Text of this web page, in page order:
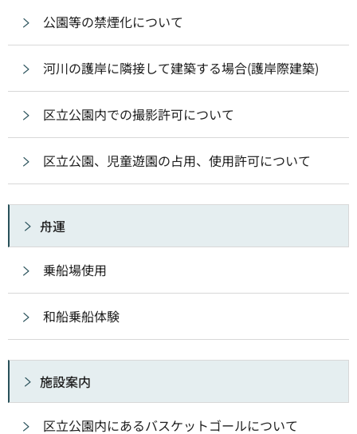
公園等の禁煙化について
河川の護岸に隣接して建築する場合(護岸際建築)
区立公園内での撮影許可について
区立公園、児童遊園の占用、使用許可について
舟運
乗船場使用
和船乗船体験
施設案内
区立公園内にあるバスケットゴールについて